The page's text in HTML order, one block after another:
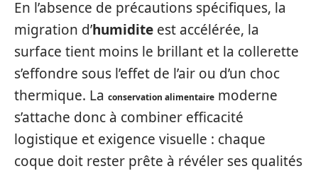
En l’absence de précautions spécifiques, la
migration d’humidite est accélérée, la
surface tient moins le brillant et la collerette
s’effondre sous l’effet de l’air ou d’un choc
thermique. La conservation alimentaire moderne
s’attache donc à combiner efficacité
logistique et exigence visuelle : chaque
coque doit rester prête à révéler ses qualités